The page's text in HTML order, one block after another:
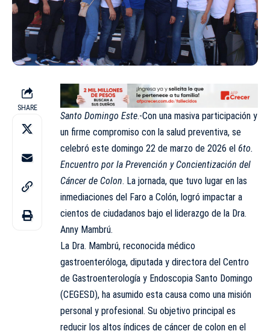
SHARE
Santo Domingo Este.-Con una masiva participación y
un firme compromiso con la salud preventiva, se
celebró este domingo 22 de marzo de 2026 el 6to.
Encuentro por la Prevención y Concientización del
Cáncer de Colon. La jornada, que tuvo lugar en las
inmediaciones del Faro a Colón, logró impactar a
cientos de ciudadanos bajo el liderazgo de la Dra.
Anny Mambrú.
La Dra. Mambrú, reconocida médico
gastroenteróloga, diputada y directora del Centro
de Gastroenterología y Endoscopia Santo Domingo
(CEGESD), ha asumido esta causa como una misión
personal y profesional. Su objetivo principal es
reducir los altos índices de cáncer de colon en el